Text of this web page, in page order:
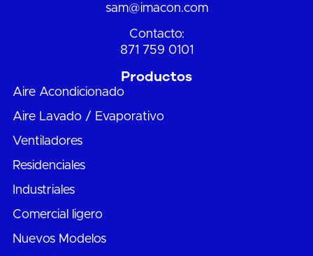
sam@imacon.com
Contacto:
871 759 0101
Productos
Aire Acondicionado
Aire Lavado / Evaporativo
Ventiladores
Residenciales
Industriales
Comercial ligero
Nuevos Modelos